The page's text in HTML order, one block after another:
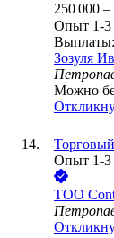
250 000 –
Опыт 1-3
Выплаты:
Зозуля
Можно
Опыт 1-3
ТОО